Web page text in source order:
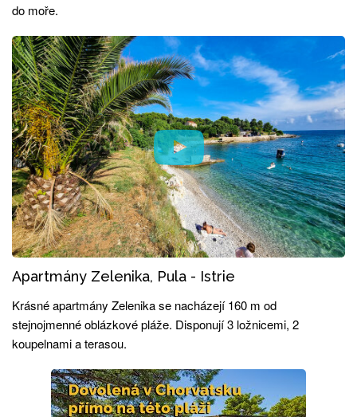
do moře.
Apartmány Zelenika, Pula - Istrie
Krásné apartmány Zelenika se nacházejí 160 m od
stejnojmenné oblázkové pláže. Disponují 3 ložnicemi, 2
koupelnami a terasou.